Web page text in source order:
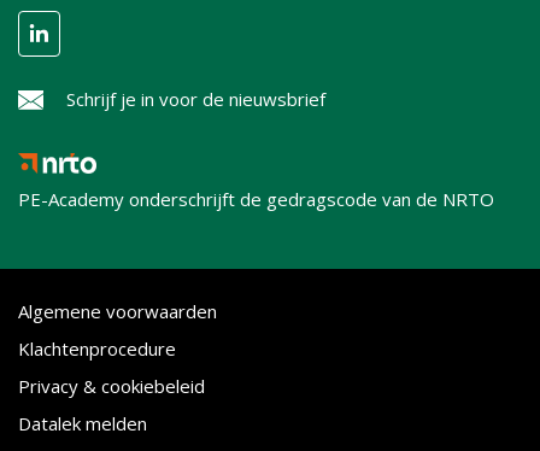
Schrijf je in voor de nieuwsbrief
PE-Academy onderschrijft de gedragscode van de NRTO
Algemene voorwaarden
Klachtenprocedure
Privacy & cookiebeleid
Datalek melden